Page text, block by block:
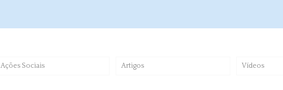
Ações Sociais Artigos Vídeos